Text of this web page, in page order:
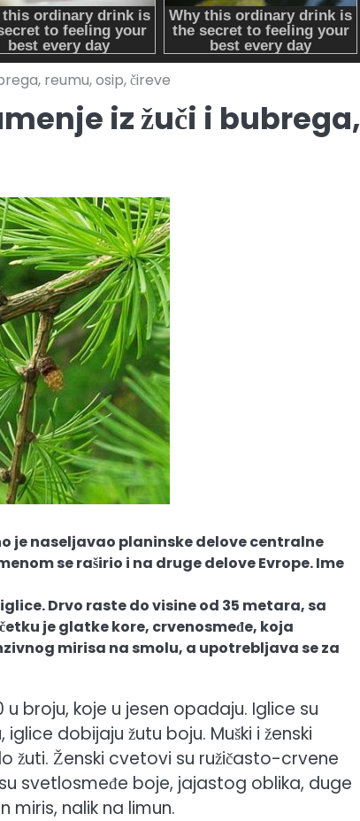
reumu, osip, čireve
iz žuči i bubrega,
je naseljavao planinske delove centralne
se raširio i na druge delove Evrope. Ime
Drvo raste do visine od 35 metara, sa
je glatke kore, crvenosmeđe, koja
mirisa na smolu, a upotrebljava se za
broju, koje u jesen opadaju. Iglice su
dobijaju žutu boju. Muški i ženski
žuti. Ženski cvetovi su ružičasto-crvene
svetlosmeđe boje, jajastog oblika, duge
nalik na limun.